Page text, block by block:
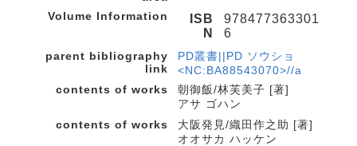
Volume Information
ISB
N
978477363301
6
parent bibliography
link
PD叢書||PD ソウショ
<NC:BA88543070>//a
contents of works
朝御飯/林芙美子 [著]
アサ ゴハン
contents of works
大阪発見/織田作之助 [著]
オオサカ ハッケン